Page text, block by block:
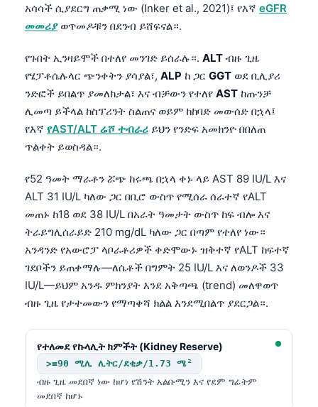
አሳሳች ሲያደርግ ጠቃሚ ነው (Inker et al., 2021)፤ የእኛ eGFR
መመሪያወጥመዶቹን በደንብ ይሸፍናል።.
የጉበት ኢንዛይሞች በተለየ መንገድ ይሰራሉ።. ALT ብዙ ጊዜ
የሄፓቶሴሉላር ጭንቀትን ያሳያል፣, ALP ከ ጋር GGT ወደ ቢሊያሪ
ንድፎች ይበልጥ ያመለክታል፣ እና ብቻውን የተለየ AST ከጡንቻ
ሊመጣ ይችላል ከስፕሪንት ስልጠና ወይም ከከባድ መውሰድ በኋላ፤
የእኛ የAST/ALT ሬሾ ተብራሪ ይህን የንድፍ አመክንዮ በበለጠ
ጥልቀት ይወስዳል።.
የ52 ዓመት ማራቶን ሯጭ ከሩጫ በኋላ ቀኑ ላይ AST 89 IU/L እና
ALT 31 IU/L ካለው ጋር በቢሮ ውስጥ የሚሰራ ሰራተኛ የALT
መጠኑ ከ18 ወደ 38 IU/L በአራት ዓመታት ውስጥ ከፍ ብሎ እና
ትራይግሊሰራይድ 210 mg/dL ካለው ጋር በጣም የተለየ ነው።
አንዳንድ የአውሮፓ ላቦራቶሪዎች ቀድሞውኑ ዝቅተኛ የALT ከፍተኛ
ገደቦችን ይጠቀማሉ—ለሴቶች በግምት 25 IU/L እና ለወንዶች 33
IU/L—ይህም አንዱ ምክንያት እንደ አቅጣጫ (trend) መለዋወጥ
ብዙ ጊዜ የታተመውን የማጣቀሻ ክልል እንደሚበልጥ ያደርጋል።.
የተለመደ የኩላሊት ክምችት (Kidney Reserve)
>=90 ሚሊ ሊትር/ደቂቃ/1.73 ሜ²
ብዙ ጊዜ መደበኛ ነው ከሆነ የሽንት አልቡሚን እና የደም ግፊትም
መደበኛ ከሆኑ
Беларуская мова
Esperanto
Frysk